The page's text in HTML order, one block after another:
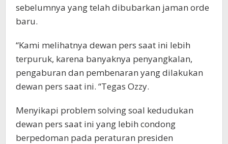
sebelumnya yang telah dibubarkan jaman orde
baru.
“Kami melihatnya dewan pers saat ini lebih
terpuruk, karena banyaknya penyangkalan,
pengaburan dan pembenaran yang dilakukan
dewan pers saat ini. “Tegas Ozzy.
Menyikapi problem solving soal kedudukan
dewan pers saat ini yang lebih condong
berpedoman pada peraturan presiden